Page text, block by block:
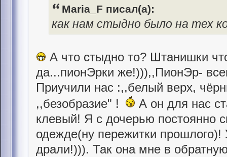
Maria_F писал(а):
как нам стыдно было на тех
А что стыдно то? Штанишки
да...пионЭрки же!))),,ПионЭр-
Приучили нас :,,белый верх,
,,безобразие" !
А он для нас
клевый! Я с дочерью постоянно
одежде(ну пережитки
драли!))). Так она мне в